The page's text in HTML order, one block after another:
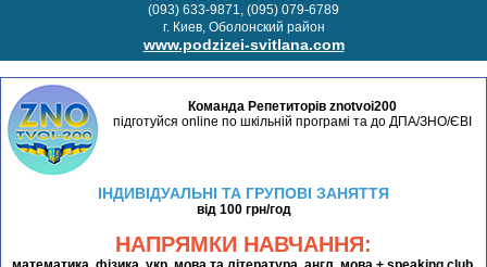
(093) 633-9871, (095) 079-6789
г. Киев, Оболонский район
www.podzizei-svitlana.com
Команда Репетиторів znotvoi200
підготуйся online по шкільній програмі та до ДПА/ЗНО/ЄВІ
ІНДИВІДУАЛЬНІ ТА ГРУПОВІ ЗАНЯТТЯ
від 100 грн/год
НАПРЯМКИ НАВЧАННЯ: